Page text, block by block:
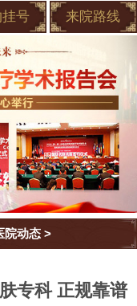
号 来院路线
院动态 >
专科 正规靠谱